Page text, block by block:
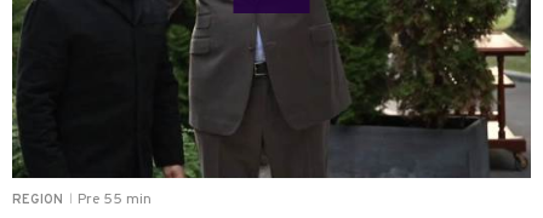
REGION Pre 55 min